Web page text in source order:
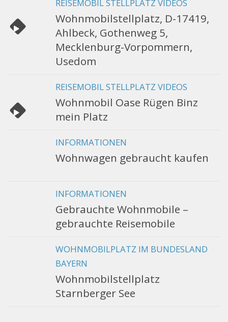
REISEMOBIL STELLPLATZ VIDEOS
Wohnmobilstellplatz, D-17419,
Ahlbeck, Gothenweg 5,
Mecklenburg-Vorpommern,
Usedom
REISEMOBIL STELLPLATZ VIDEOS
Wohnmobil Oase Rügen Binz
mein Platz
INFORMATIONEN
Wohnwagen gebraucht kaufen
INFORMATIONEN
Gebrauchte Wohnmobile –
gebrauchte Reisemobile
WOHNMOBILPLATZ IM BUNDESLAND
BAYERN
Wohnmobilstellplatz
Starnberger See